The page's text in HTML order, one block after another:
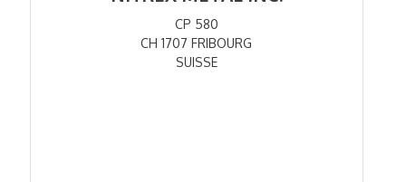
CP 580
CH 1707 FRIBOURG
SUISSE